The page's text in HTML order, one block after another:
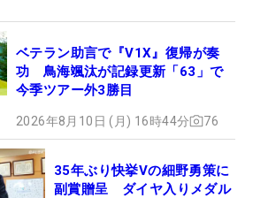
ベテラン助言で『V1X』復帰が奏
功 鳥海颯汰が記録更新「63」で
今季ツアー外3勝目
2026年8月10日 (月) 16時44分 76
35年ぶり快挙Vの細野勇策に
副賞贈呈 ダイヤ入りメダル